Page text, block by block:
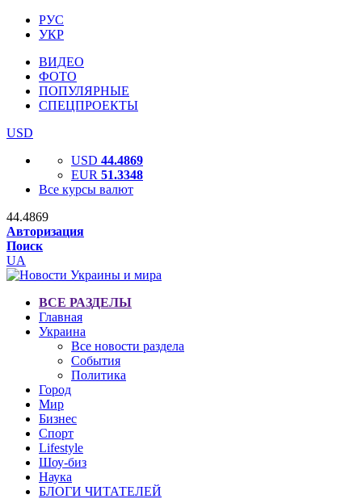
РУС
УКР
ВИДЕО
ФОТО
ПОПУЛЯРНЫЕ
СПЕЦПРОЕКТЫ
USD
USD 44.4869
EUR 51.3348
Все курсы валют
44.4869
Авторизация
Поиск
UA
ВСЕ РАЗДЕЛЫ
Главная
Украина
Все новости раздела
События
Политика
Город
Мир
Бизнес
Спорт
Lifestyle
Шоу-биз
Наука
БЛОГИ ЧИТАТЕЛЕЙ